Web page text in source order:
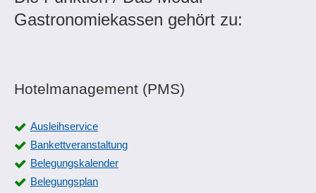
Gastronomiekassen gehört zu:
Hotelmanagement (PMS)
Ausleihservice
Bankettveranstaltung
Belegungskalender
Belegungsplan